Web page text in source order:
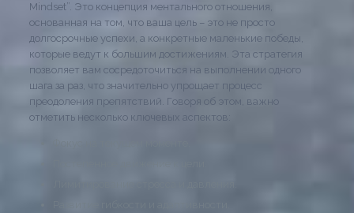
Mindset”. Это концепция ментального отношения,
основанная на том, что ваша цель – это не просто
долгосрочные успехи, а конкретные маленькие победы,
которые ведут к большим достижениям. Эта стратегия
позволяет вам сосредоточиться на выполнении одного
шага за раз, что значительно упрощает процесс
преодоления препятствий. Говоря об этом, важно
отметить несколько ключевых аспектов: